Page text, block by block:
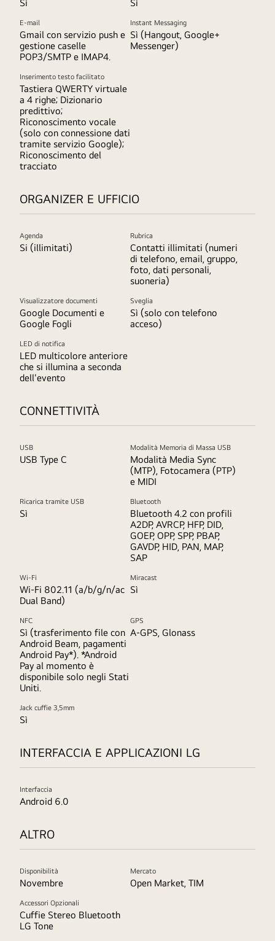
Sì Sì
E-mail
Gmail con servizio push e
gestione caselle
POP3/SMTP e IMAP4.
Instant Messaging
Sì (Hangout, Google+
Messenger)
Inserimento testo facilitato
Tastiera QWERTY virtuale
a 4 righe; Dizionario
predittivo;
Riconoscimento vocale
(solo con connessione dati
tramite servizio Google);
Riconoscimento del
tracciato
ORGANIZER E UFFICIO
Agenda
Si (illimitati)
Rubrica
Contatti illimitati (numeri
di telefono, email, gruppo,
foto, dati personali,
suoneria)
Visualizzatore documenti
Google Documenti e
Google Fogli
Sveglia
Sì (solo con telefono
acceso)
LED di notifica
LED multicolore anteriore
che si illumina a seconda
dell'evento
CONNETTIVITÀ
USB
USB Type C
Modalità Memoria di Massa USB
Modalità Media Sync
(MTP), Fotocamera (PTP)
e MIDI
Ricarica tramite USB
Sì
Bluetooth
Bluetooth 4.2 con profili
A2DP, AVRCP, HFP, DID,
GOEP, OPP, SPP, PBAP,
GAVDP, HID, PAN, MAP,
SAP
Wi-Fi
Wi-Fi 802.11 (a/b/g/n/ac
Dual Band)
Miracast
Sì
NFC
Sì (trasferimento file con
Android Beam, pagamenti
Android Pay*). *Android
Pay al momento è
disponibile solo negli Stati
Uniti.
GPS
A-GPS, Glonass
Jack cuffie 3,5mm
Sì
INTERFACCIA E APPLICAZIONI LG
Interfaccia
Android 6.0
ALTRO
Disponibilità
Novembre
Mercato
Open Market, TIM
Accessori Opzionali
Cuffie Stereo Bluetooth
LG Tone